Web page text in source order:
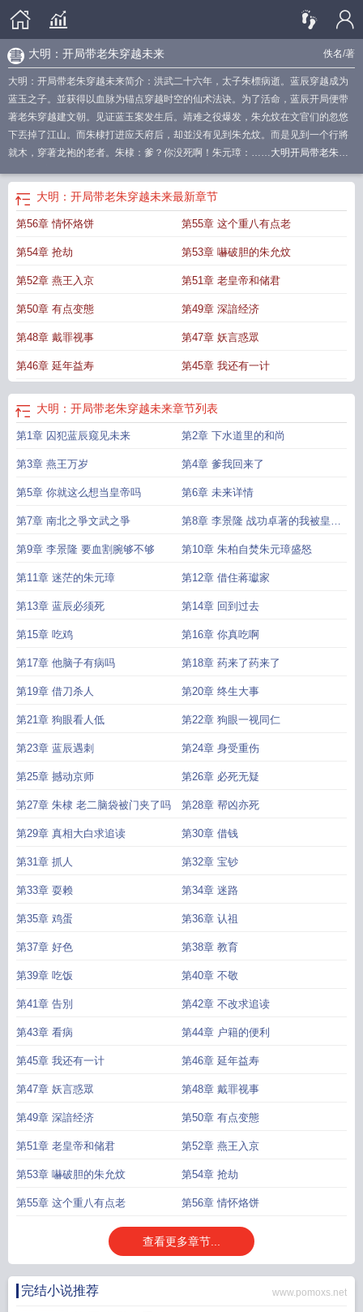
佚名/著
大明：开局带老朱穿越未来
大明：开局带老朱穿越未来简介：洪武二十六年，太子朱標病逝。蓝辰穿越成为
蓝玉之子。並获得以血脉为锚点穿越时空的仙术法诀。为了活命，蓝辰开局便带
著老朱穿越建文朝。见证蓝玉案发生后。靖难之役爆发，朱允炆在文官们的忽悠
下丟掉了江山。而朱棣打进应天府后，却並没有见到朱允炆。而是见到一个行將
就木，穿著龙袍的老者。朱棣：爹？你没死啊！朱元璋：……大明开局带老朱穿
穿越大明我带老朱刷副本合集 开局带老朱看大明风华
趣阁
免费阅读
大明：开局带老朱穿越未来最新章节
第56章 情怀烙饼 第55章 这个重八有点老
第54章 抢劫 第53章 嚇破胆的朱允炆
第52章 燕王入京 第51章 老皇帝和储君
第50章 有点变態 第49章 深諳经济
第48章 戴罪视事 第47章 妖言惑眾
第46章 延年益寿 第45章 我还有一计
大明：开局带老朱穿越未来章节列表
第1章 囚犯蓝辰窥见未来 第2章 下水道里的和尚
第3章 燕王万岁 第4章 爹我回来了
第5章 你就这么想当皇帝吗 第6章 未来详情
第7章 南北之爭文武之爭 第8章 李景隆 战功卓著的我被皇帝
忌惮了
第9章 李景隆 要血割腕够不够 第10章 朱柏自焚朱元璋盛怒
第11章 迷茫的朱元璋 第12章 借住蒋瓛家
第13章 蓝辰必须死 第14章 回到过去
第15章 吃鸡 第16章 你真吃啊
第17章 他脑子有病吗 第18章 药来了药来了
第19章 借刀杀人 第20章 终生大事
第21章 狗眼看人低 第22章 狗眼一视同仁
第23章 蓝辰遇刺 第24章 身受重伤
第25章 撼动京师 第26章 必死无疑
第27章 朱棣 老二脑袋被门夹了吗 第28章 帮凶亦死
第29章 真相大白求追读 第30章 借钱
第31章 抓人 第32章 宝钞
第33章 耍赖 第34章 迷路
第35章 鸡蛋 第36章 认祖
第37章 好色 第38章 教育
第39章 吃饭 第40章 不敬
第41章 告別 第42章 不改求追读
第43章 看病 第44章 户籍的便利
第45章 我还有一计 第46章 延年益寿
第47章 妖言惑眾 第48章 戴罪视事
第49章 深諳经济 第50章 有点变態
第51章 老皇帝和储君 第52章 燕王入京
第53章 嚇破胆的朱允炆 第54章 抢劫
第55章 这个重八有点老 第56章 情怀烙饼
查看更多章节...
完结小说推荐 www.pomoxs.net